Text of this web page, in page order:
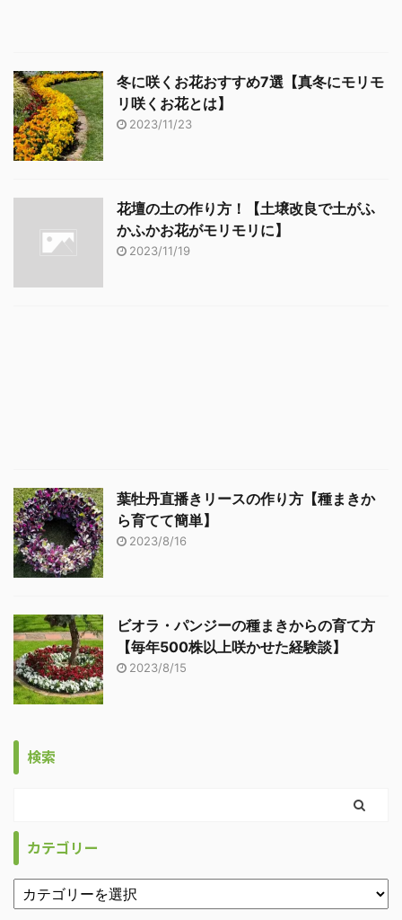
冬に咲くお花おすすめ7選【真冬にモリモ
リ咲くお花とは】
2023/11/23
花壇の土の作り方！【土壌改良で土がふ
かふかお花がモリモリに】
2023/11/19
葉牡丹直播きリースの作り方【種まきか
ら育てて簡単】
2023/8/16
ビオラ・パンジーの種まきからの育て方
【毎年500株以上咲かせた経験談】
2023/8/15
検索
カテゴリー